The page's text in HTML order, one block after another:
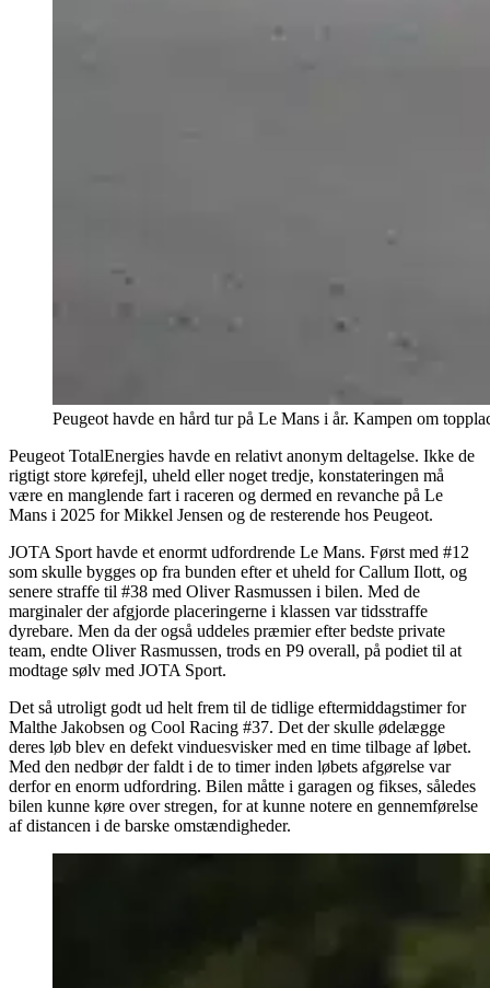
Peugeot havde en hård tur på Le Mans i år. Kampen om
Peugeot TotalEnergies havde en relativt anonym deltagelse. Ikke de
rigtigt store kørefejl, uheld eller noget tredje, konstateringen må
være en manglende fart i raceren og dermed en revanche på Le
Mans i 2025 for Mikkel Jensen og de resterende hos Peugeot.
JOTA Sport havde et enormt udfordrende Le Mans. Først med #12
som skulle bygges op fra bunden efter et uheld for Callum Ilott, og
senere straffe til #38 med Oliver Rasmussen i bilen. Med de
marginaler der afgjorde placeringerne i klassen var tidsstraffe
dyrebare. Men da der også uddeles præmier efter bedste private
team, endte Oliver Rasmussen, trods en P9 overall, på podiet til at
modtage sølv med JOTA Sport.
Det så utroligt godt ud helt frem til de tidlige eftermiddagstimer for
Malthe Jakobsen og Cool Racing #37. Det der skulle ødelægge
deres løb blev en defekt vinduesvisker med en time tilbage af løbet.
Med den nedbør der faldt i de to timer inden løbets afgørelse var
derfor en enorm udfordring. Bilen måtte i garagen og fikses, således
bilen kunne køre over stregen, for at kunne notere en gennemførelse
af distancen i de barske omstændigheder.